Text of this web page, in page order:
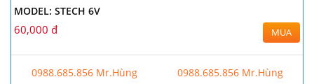
MODEL: STECH 6V
60,000 đ MUA
0988.685.856 Mr.Hùng 0988.685.856 Mr.Hùng